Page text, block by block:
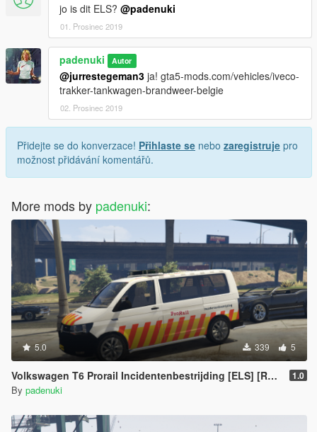
jo is dit ELS? @padenuki
01. Prosinec 2019
padenuki Autor
@jurrestegeman3 ja! gta5-mods.com/vehicles/iveco-
trakker-tankwagen-brandweer-belgie
02. Prosinec 2019
Přidejte se do konverzace! Přihlaste se nebo zaregistruje pro
možnost přidávání komentářů.
More mods by padenuki:
5.0 339 5
Volkswagen T6 Prorail Incidentenbestrijding [ELS] [Reflective] 1.0
By padenuki